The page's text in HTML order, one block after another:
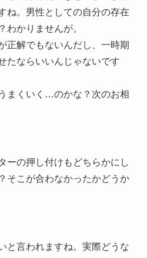
ね。男性としての自分の存在
わかりませんが。
正解でもないんだし、一時期
たならいいんじゃないです
まくいく…のかな？次のお相
ーの押し付けもどちらかにし
そこが合わなかったかどうか
と言われますね。実際どうな